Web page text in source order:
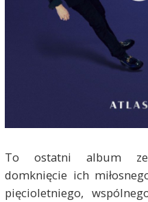
To ostatni album
domknięcie ich
pięcioletniego,